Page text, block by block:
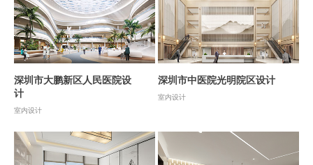
深圳市大鹏新区人民医院设
计
室内设计
深圳市中医院光明院区设计
室内设计